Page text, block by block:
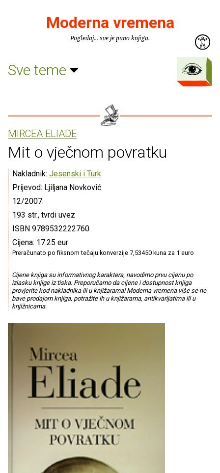
Moderna vremena
Pogledaj... sve je puno knjiga.
Sve teme
MIRCEA ELIADE
Mit o vječnom povratku
Nakladnik: Jesenski i Turk
Prijevod: Ljiljana Novković
12/2007.
193 str., tvrdi uvez
ISBN 9789532222760
Cijena: 17.25 eur
Preračunato po fiksnom tečaju konverzije 7,53450 kuna za 1 euro
Cijene knjiga su informativnog karaktera, navodimo prvu cijenu po
izlasku knjige iz tiska. Preporučamo da cijene i dostupnost knjiga
provjerite kod nakladnika ili u knjižarama! Moderna vremena više se ne
bave prodajom knjiga, potražite ih u knjižarama, antikvarijatima ili u
knjižnicama.